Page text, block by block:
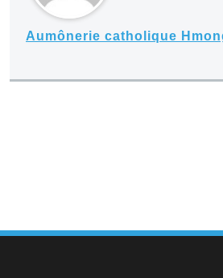
Aumônerie catholique